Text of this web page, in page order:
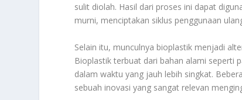
sulit diolah. Hasil dari proses ini dapat
murni, menciptakan siklus penggunaan
Selain itu, munculnya bioplastik menjadi
Bioplastik terbuat dari bahan alami seperti
dalam waktu yang jauh lebih singkat.
sebuah inovasi yang sangat relevan